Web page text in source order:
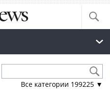
Все категории 199225 ▼